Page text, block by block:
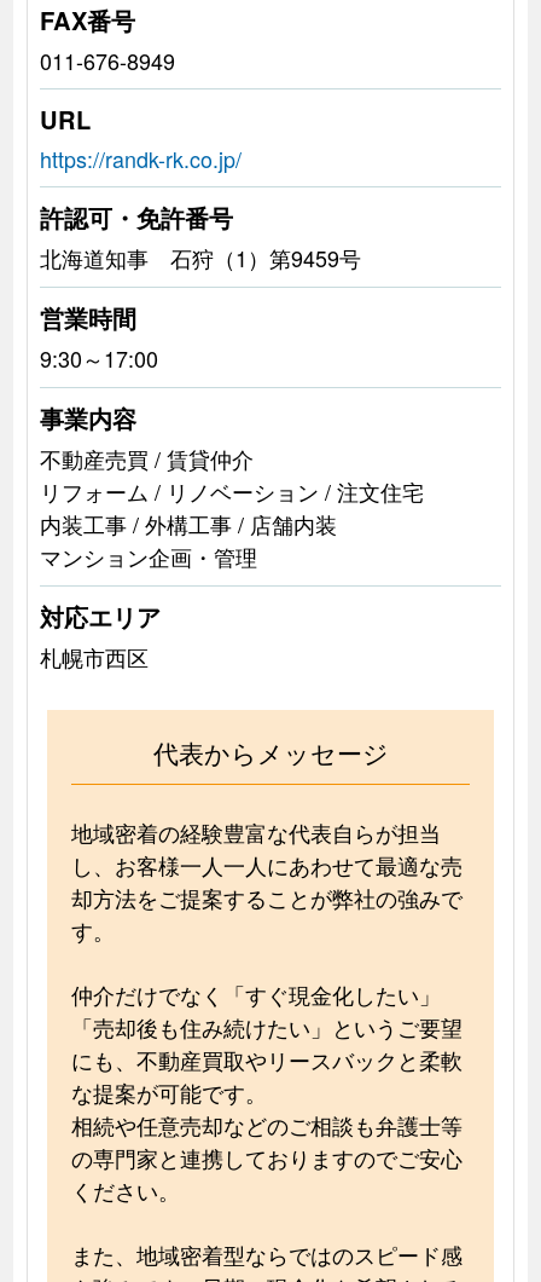
FAX番号
011-676-8949
URL
https://randk-rk.co.jp/
許認可・免許番号
北海道知事 石狩（1）第9459号
営業時間
9:30～17:00
事業内容
不動産売買 / 賃貸仲介
リフォーム / リノベーション / 注文住宅
内装工事 / 外構工事 / 店舗内装
マンション企画・管理
対応エリア
札幌市西区
代表からメッセージ
地域密着の経験豊富な代表自らが担当
し、お客様一人一人にあわせて最適な売
却方法をご提案することが弊社の強みで
す。
仲介だけでなく「すぐ現金化したい」
「売却後も住み続けたい」というご要望
にも、不動産買取やリースバックと柔軟
な提案が可能です。
相続や任意売却などのご相談も弁護士等
の専門家と連携しておりますのでご安心
ください。
また、地域密着型ならではのスピード感